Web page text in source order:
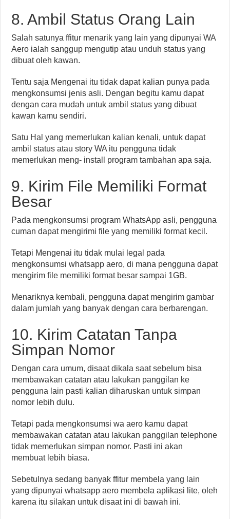
8. Ambil Status Orang Lain
Salah satunya ffitur menarik yang lain yang dipunyai WA
Aero ialah sanggup mengutip atau unduh status yang
dibuat oleh kawan.
Tentu saja Mengenai itu tidak dapat kalian punya pada
mengkonsumsi jenis asli. Dengan begitu kamu dapat
dengan cara mudah untuk ambil status yang dibuat
kawan kamu sendiri.
Satu Hal yang memerlukan kalian kenali, untuk dapat
ambil status atau story WA itu pengguna tidak
memerlukan meng- install program tambahan apa saja.
9. Kirim File Memiliki Format
Besar
Pada mengkonsumsi program WhatsApp asli, pengguna
cuman dapat mengirimi file yang memiliki format kecil.
Tetapi Mengenai itu tidak mulai legal pada
mengkonsumsi whatsapp aero, di mana pengguna dapat
mengirim file memiliki format besar sampai 1GB.
Menariknya kembali, pengguna dapat mengirim gambar
dalam jumlah yang banyak dengan cara berbarengan.
10. Kirim Catatan Tanpa
Simpan Nomor
Dengan cara umum, disaat dikala saat sebelum bisa
membawakan catatan atau lakukan panggilan ke
pengguna lain pasti kalian diharuskan untuk simpan
nomor lebih dulu.
Tetapi pada mengkonsumsi wa aero kamu dapat
membawakan catatan atau lakukan panggilan telephone
tidak memerlukan simpan nomor. Pasti ini akan
membuat lebih biasa.
Sebetulnya sedang banyak ffitur membela yang lain
yang dipunyai whatsapp aero membela aplikasi lite, oleh
karena itu silakan untuk disaat ini di bawah ini.